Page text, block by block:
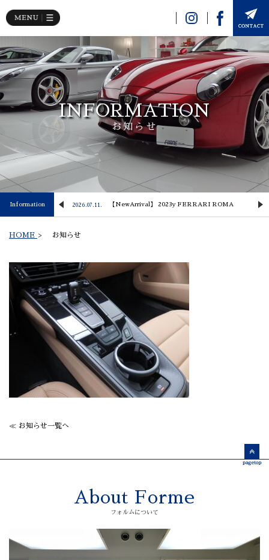
INFORMATION
お知らせ
Information
Lusso 2026.07.11. 【NewArrival】 2023y FERRARI ROMA
HOME > お知らせ
≪ お知らせ一覧へ
About Forme
フォルムについて